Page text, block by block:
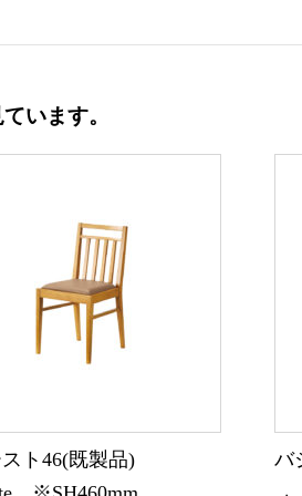
います。
ト46(既製品)
バ